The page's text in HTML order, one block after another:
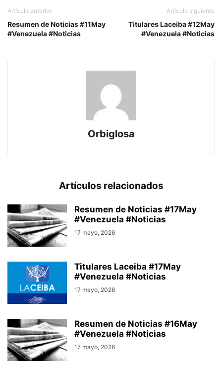
Artículo anterior
Resumen de Noticias #11May
#Venezuela #Noticias
Artículo siguiente
Titulares Laceiba #12May
#Venezuela #Noticias
Orbiglosa
Artículos relacionados
Resumen de Noticias #17May
#Venezuela #Noticias
17 mayo, 2026
Titulares Laceiba #17May
#Venezuela #Noticias
17 mayo, 2026
Resumen de Noticias #16May
#Venezuela #Noticias
17 mayo, 2026